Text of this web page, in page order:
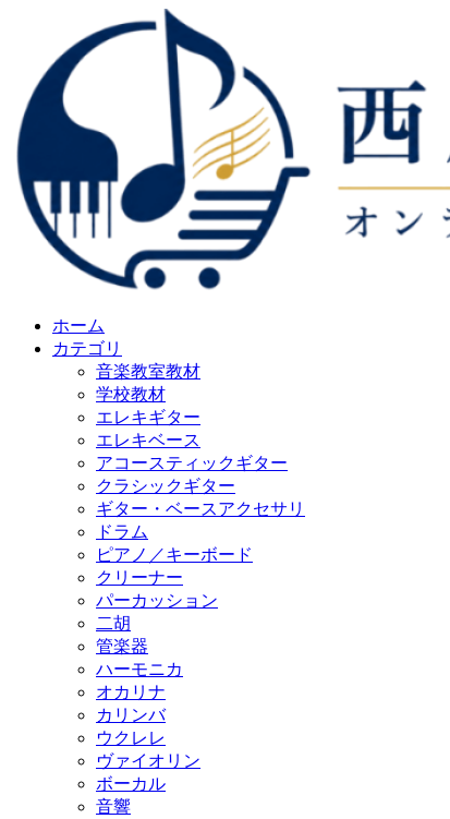
ホーム
カテゴリ
音楽教室教材
学校教材
エレキギター
エレキベース
アコースティックギター
クラシックギター
ギター・ベースアクセサリ
ドラム
ピアノ／キーボード
クリーナー
パーカッション
二胡
管楽器
ハーモニカ
オカリナ
カリンバ
ウクレレ
ヴァイオリン
ボーカル
音響